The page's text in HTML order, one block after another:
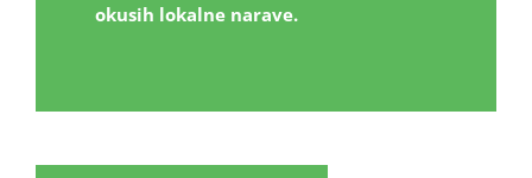
okusih lokalne narave.